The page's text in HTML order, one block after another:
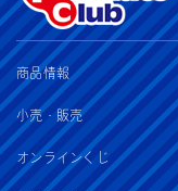
商品情報
小売・販売
オンラインくじ